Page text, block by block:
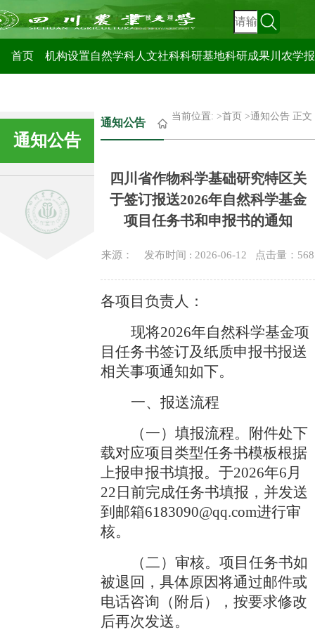
科技管理处
首页 机构设置自然学科人文社科科研基地科研成果川农学报
通知公告
通知公告
当前位置: >首页 >通知公告 正文
四川省作物科学基础研究特区关
于签订报送2026年自然科学基金
项目任务书和申报书的通知
来源： 发布时间 : 2026-06-12 点击量： 568
各项目负责人 ：
现将2026年自然科学基金项
目任务书签订及纸质申报书报送
相关事项通知如下。
一、报送流程
（一）填报流程。
附件处下
载对应项目类型任务书模板根据
上报申报书填报。于2026年6月
22 日前完成任务书填报，并发送
到邮箱6183090@qq.com进行审
核。
（二）审核。项目任务书如
被退回，具体原因将通过邮件或
电话咨询（附后），按要求修改
后再次发送。